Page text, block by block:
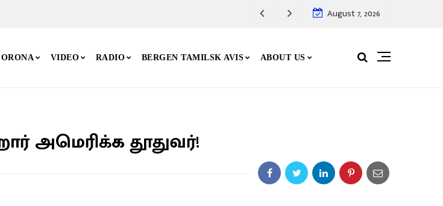
August 7, 2026
VIDEO RADIO BERGEN TAMILSK AVIS ABOUT US
அமெரிக்க தூதுவர்!